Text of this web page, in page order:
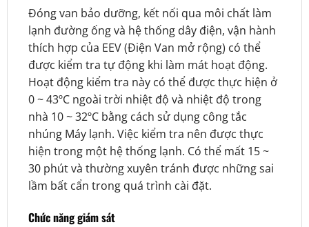
Đóng van bảo dưỡng, kết nối qua môi chất làm
lạnh đường ống và hệ thống dây điện, vận hành
thích hợp của EEV (Điện Van mở rộng) có thể
được kiểm tra tự động khi làm mát hoạt động.
Hoạt động kiểm tra này có thể được thực hiện ở
0 ~ 43ºC ngoài trời nhiệt độ và nhiệt độ trong
nhà 10 ~ 32ºC bằng cách sử dụng công tắc
nhúng Máy lạnh. Việc kiểm tra nên được thực
hiện trong một hệ thống lạnh. Có thể mất 15 ~
30 phút và thường xuyên tránh được những sai
lầm bất cẩn trong quá trình cài đặt.
Chức năng giám sát